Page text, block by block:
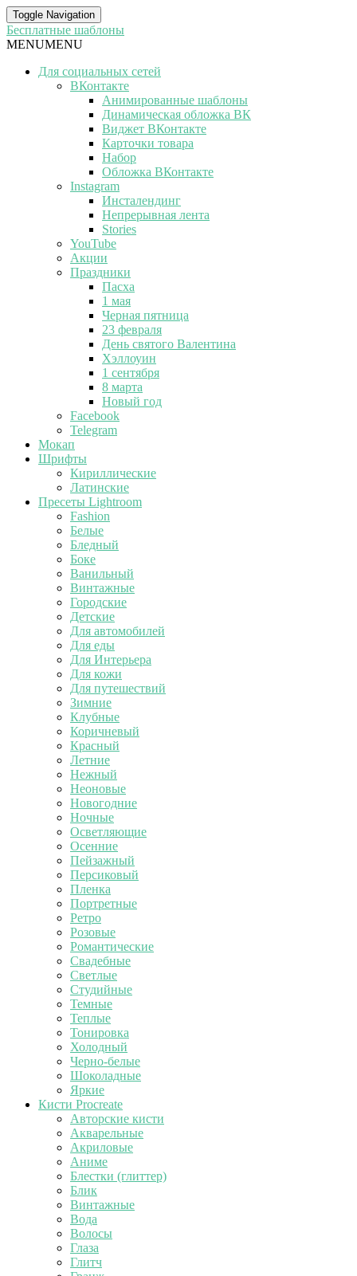
Toggle Navigation
Бесплатные шаблоны
MENUMENU
Для социальных сетей
ВКонтакте
Анимированные шаблоны
Динамическая обложка ВК
Виджет ВКонтакте
Карточки товара
Набор
Обложка ВКонтакте
Instagram
Инсталендинг
Непрерывная лента
Stories
YouTube
Акции
Праздники
Пасха
1 мая
Черная пятница
23 февраля
День святого Валентина
Хэллоуин
1 сентября
8 марта
Новый год
Facebook
Telegram
Мокап
Шрифты
Кириллические
Латинские
Пресеты Lightroom
Fashion
Белые
Бледный
Боке
Ванильный
Винтажные
Городские
Детские
Для автомобилей
Для еды
Для Интерьера
Для кожи
Для путешествий
Зимние
Клубные
Коричневый
Красный
Летние
Нежный
Неоновые
Новогодние
Ночные
Осветляющие
Осенние
Пейзажный
Персиковый
Пленка
Портретные
Ретро
Розовые
Романтические
Свадебные
Светлые
Студийные
Темные
Теплые
Тонировка
Холодный
Черно-белые
Шоколадные
Яркие
Кисти Procreate
Авторские кисти
Акварельные
Акриловые
Аниме
Блестки (глиттер)
Блик
Винтажные
Вода
Волосы
Глаза
Глитч